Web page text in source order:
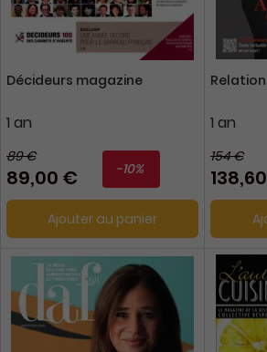
Décideurs magazine
1 an
89 €
89,00 € -10%
Ajouter au panier
1 an
154 €